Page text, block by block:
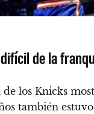
de la
los Knicks
también